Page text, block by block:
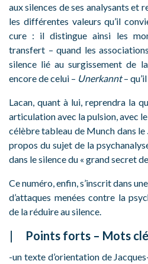
aux silences de ses analysants et
les différentes valeurs qu’il
cure : il distingue ainsi les
transfert – quand les
silence lié au surgissement de
encore de celui – Unerkannt–
Lacan, quant à lui, reprendra la
articulation avec la pulsion, avec
célèbre tableau de Munch dans le
propos du sujet de la
dans le silence du « grand secret
Ce numéro, enfin, s’inscrit dans
d’attaques menées contre la
de la réduire au silence.
Points forts – Mots
-un texte d’orientation de